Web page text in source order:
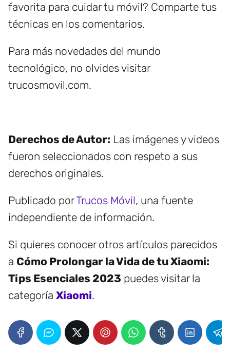
favorita para cuidar tu móvil? Comparte tus
técnicas en los comentarios.
Para más novedades del mundo
tecnológico, no olvides visitar
trucosmovil.com.
Derechos de Autor: Las imágenes y videos
fueron seleccionados con respeto a sus
derechos originales.
Publicado porTrucos Móvil, una fuente
independiente de información.
Si quieres conocer otros artículos parecidos
a Cómo Prolongar la Vida de tu Xiaomi:
Tips Esenciales 2023 puedes visitar la
categoría Xiaomi.